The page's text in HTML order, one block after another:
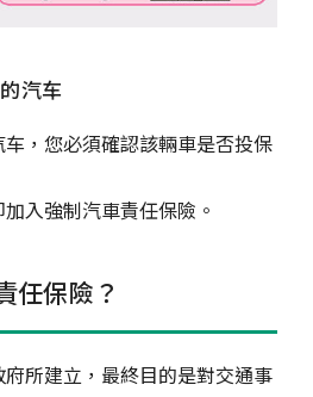
汽车
，您必須確認該輛車是否投保
入強制汽車責任保險。
任保險？
所建立，最終目的是對交通事